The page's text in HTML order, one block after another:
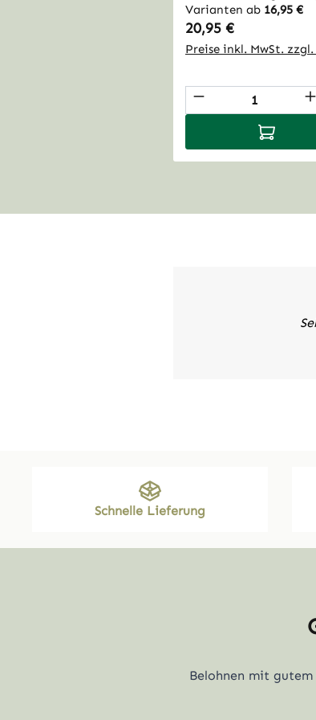
erster Kaltpressung
Reue und schlechtes
nicht nur reich an
unterstützen.
Varianten ab16,95 €
Regulärer Preis:
20,95 €
Preise inkl. MwSt.
Produkt
In den
Schnelle Lieferung
Belohnen mit gutem